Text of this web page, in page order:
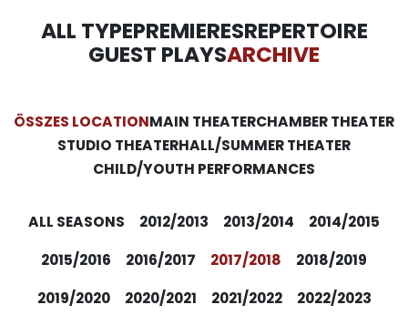
ALL TYPEPREMIERESREPERTOIRE
GUEST PLAYSARCHIVE
ÖSSZES LOCATIONMAIN THEATERCHAMBER THEATER
STUDIO THEATERHALL/SUMMER THEATER
CHILD/YOUTH PERFORMANCES
ALL SEASONS 2012/2013 2013/2014
2014/2015
2015/2016
2016/2017 2017/2018
2018/2019
2019/2020
2020/2021 2021/2022
2022/2023